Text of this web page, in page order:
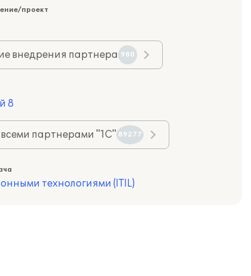
проект
внедрения партнера 980
8
партнерами "1С" 89277
технологиями (ITIL)